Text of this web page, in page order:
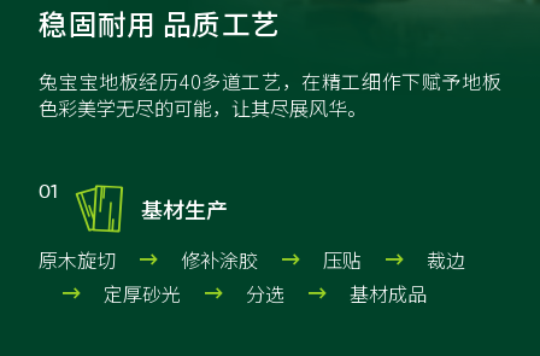
稳固耐用 品质工艺
兔宝宝地板经历40多道工艺，在精工细作下赋予地板
色彩美学无尽的可能，让其尽展风华。
01  基材生产
原木旋切  修补涂胶  压贴  裁边
 定厚砂光  分选  基材成品